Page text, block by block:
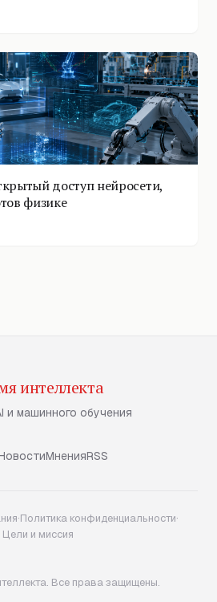
доступ нейросети,
физике
интеллекта
и машинного обучения
МненияRSS
·Политика конфиденциальности·
Цели и миссия
Все права защищены.